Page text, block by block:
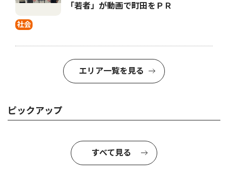
社会
「若者」が動画で町田をＰＲ
エリア一覧を見る
ピックアップ
すべて見る